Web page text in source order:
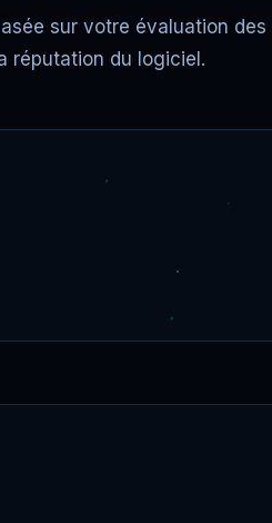
sur votre évaluation
réputation du logiciel.